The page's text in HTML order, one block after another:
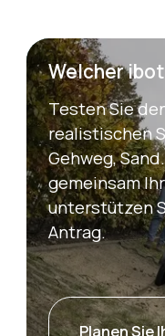
Welcher
Testen Sie
realistischen
Gehweg,
gemeinsam
unterstützen
Antrag.
Planen Sie